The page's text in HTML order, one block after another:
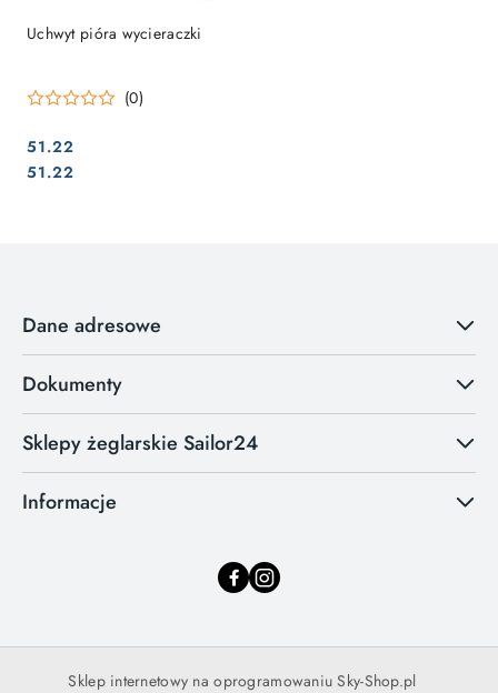
Uchwyt pióra wycieraczki
(0)
Cena:
51.22
Cena:
51.22
Dane adresowe
Dokumenty
Sklepy żeglarskie Sailor24
Informacje
Sklep internetowy na oprogramowaniu Sky-Shop.pl